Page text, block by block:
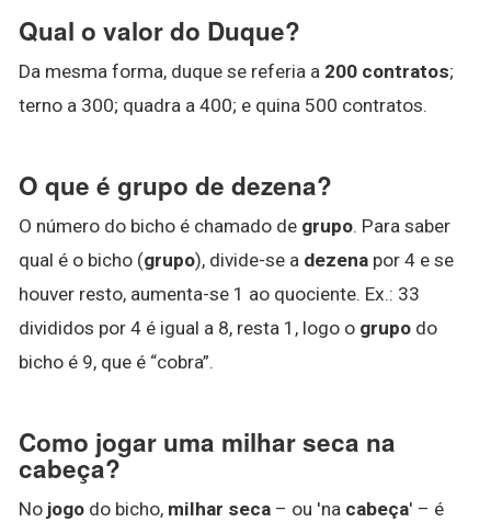
Qual o valor do Duque?
Da mesma forma, duque se referia a 200 contratos;
terno a 300; quadra a 400; e quina 500 contratos.
O que é grupo de dezena?
O número do bicho é chamado de grupo. Para saber
qual é o bicho (grupo), divide-se a dezena por 4 e se
houver resto, aumenta-se 1 ao quociente. Ex.: 33
divididos por 4 é igual a 8, resta 1, logo o grupo do
bicho é 9, que é “cobra”.
Como jogar uma milhar seca na
cabeça?
No jogo do bicho, milhar seca – ou 'na cabeça' – é